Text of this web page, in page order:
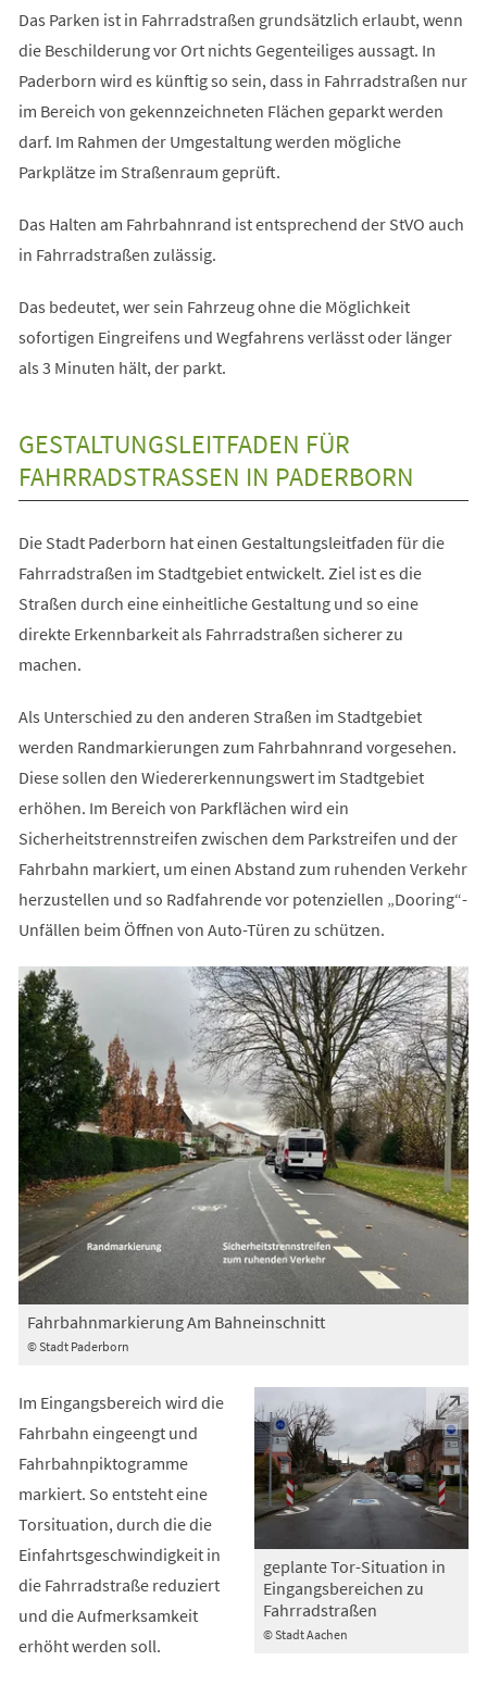
Das Parken ist in Fahrradstraßen grundsätzlich erlaubt, wenn
die Beschilderung vor Ort nichts Gegenteiliges aussagt. In
Paderborn wird es künftig so sein, dass in Fahrradstraßen nur
im Bereich von gekennzeichneten Flächen geparkt werden
darf. Im Rahmen der Umgestaltung werden mögliche
Parkplätze im Straßenraum geprüft.
Das Halten am Fahrbahnrand ist entsprechend der StVO auch
in Fahrradstraßen zulässig.
Das bedeutet, wer sein Fahrzeug ohne die Möglichkeit
sofortigen Eingreifens und Wegfahrens verlässt oder länger
als 3 Minuten hält, der parkt.
GESTALTUNGSLEITFADEN FÜR
FAHRRADSTRASSEN IN PADERBORN
Die Stadt Paderborn hat einen Gestaltungsleitfaden für die
Fahrradstraßen im Stadtgebiet entwickelt. Ziel ist es die
Straßen durch eine einheitliche Gestaltung und so eine
direkte Erkennbarkeit als Fahrradstraßen sicherer zu
machen.
Als Unterschied zu den anderen Straßen im Stadtgebiet
werden Randmarkierungen zum Fahrbahnrand vorgesehen.
Diese sollen den Wiedererkennungswert im Stadtgebiet
erhöhen. Im Bereich von Parkflächen wird ein
Sicherheitstrennstreifen zwischen dem Parkstreifen und der
Fahrbahn markiert, um einen Abstand zum ruhenden Verkehr
herzustellen und so Radfahrende vor potenziellen „Dooring“-
Unfällen beim Öffnen von Auto-Türen zu schützen.
© Stadt Paderborn
Fahrbahnmarkierung Am Bahneinschnitt
© Stadt Aachen
geplante Tor-Situation in
Eingangsbereichen zu
Fahrradstraßen
Im Eingangsbereich wird die
Fahrbahn eingeengt und
Fahrbahnpiktogramme
markiert. So entsteht eine
Torsituation, durch die die
Einfahrtsgeschwindigkeit in
die Fahrradstraße reduziert
und die Aufmerksamkeit
erhöht werden soll.